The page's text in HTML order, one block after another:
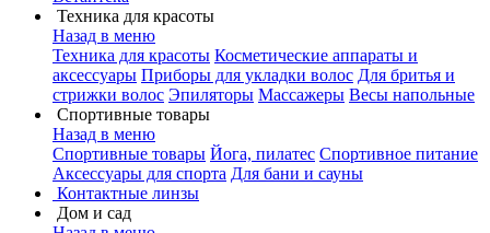
Техника для красоты
Назад в меню
Техника для красоты Косметические аппараты и
аксессуары Приборы для укладки волос Для бритья и
стрижки волос Эпиляторы Массажеры Весы напольные
Спортивные товары
Назад в меню
Спортивные товары Йога, пилатес Спортивное питание
Аксессуары для спорта Для бани и сауны
Контактные линзы
Дом и сад